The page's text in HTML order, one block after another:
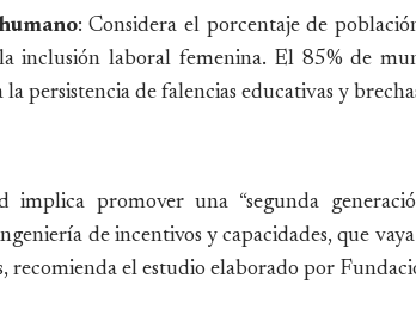
: Considera el porcentaje de
inclusión laboral femenina. El 85% de
persistencia de falencias educativas y
promover una “segunda
de incentivos y capacidades, que
recomienda el estudio elaborado por